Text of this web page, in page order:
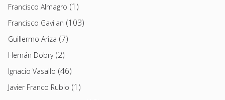
Francisco Almagro (1)
Francisco Gavilan (103)
Guillermo Ariza (7)
Hernán Dobry(2)
Ignacio Vasallo (46)
Javier Franco Rubio (1)